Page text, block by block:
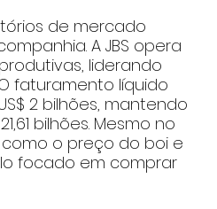
de mercado
A JBS opera
liderando
faturamento líquido
2 bilhões, mantendo
bilhões. Mesmo no
o preço do boi e
focado em comprar